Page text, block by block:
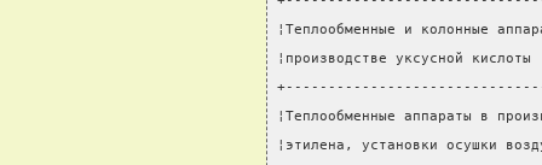
¦Теплообменные и
¦производстве уксусной
¦Теплообменные аппараты
¦этилена, установки